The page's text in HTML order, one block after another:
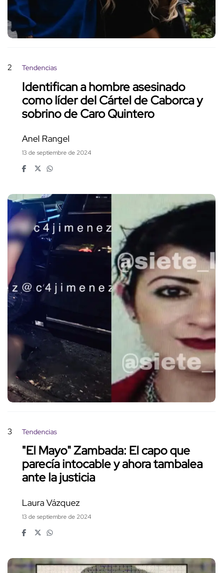
2 Tendencias
Identifican a hombre asesinado
como líder del Cártel de Caborca y
sobrino de Caro Quintero
Anel Rangel
13 de septiembre de 2024
3 Tendencias
"El Mayo" Zambada: El capo que
parecía intocable y ahora tambalea
ante la justicia
Laura Vázquez
13 de septiembre de 2024